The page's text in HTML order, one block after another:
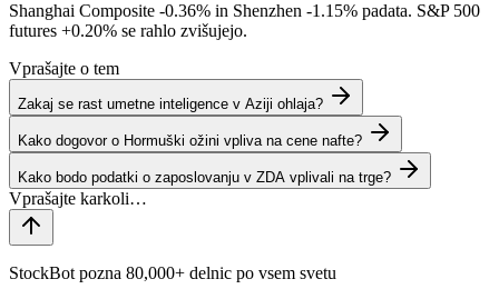
Shanghai Composite -0.36% in Shenzhen -1.15% padata. S&P 500
futures +0.20% se rahlo zvišujejo.
Vprašajte o tem
Zakaj se rast umetne inteligence v Aziji ohlaja?
Kako dogovor o Hormuški ožini vpliva na cene nafte?
Kako bodo podatki o zaposlovanju v ZDA vplivali na trge?
StockBot pozna 80,000+ delnic po vsem svetu